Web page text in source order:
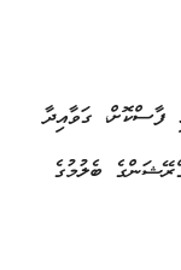
ބަލައި ފާސްކޮށް، ގަވާއިދާ
އިމިގްރޭޝަންގެ ބެލުމުގެ